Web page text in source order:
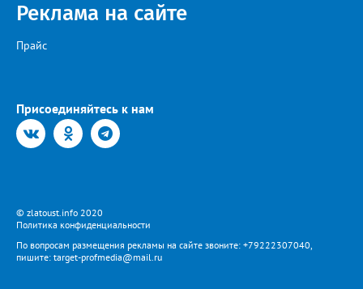
Реклама на сайте
Прайс
Присоединяйтесь к нам
© zlatoust.info 2020
Политика конфиденциальности
По вопросам размещения рекламы на сайте звоните: +79222307040,
пишите: target-profmedia@mail.ru